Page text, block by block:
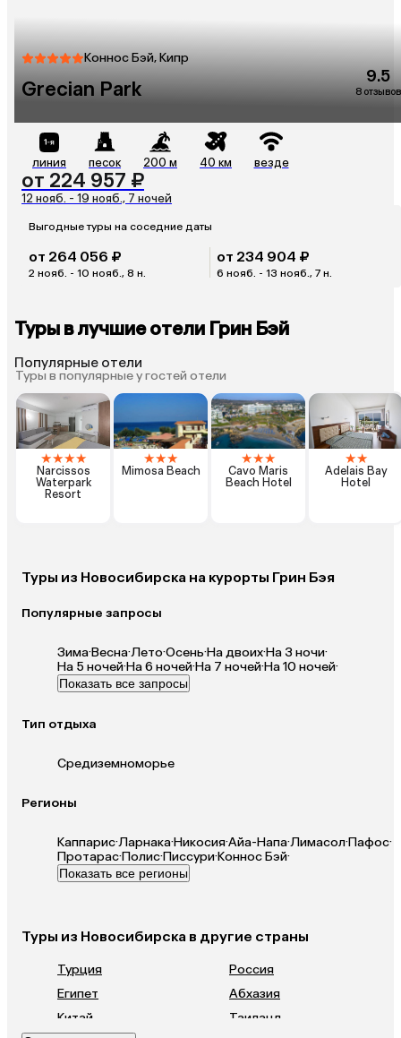
Коннос Бэй, Кипр
Grecian Park
9.5
8 отзывов
линия песок 200 м 40 км везде
от 224 957 ₽
12 нояб. - 19 нояб., 7 ночей
Выгодные туры на соседние даты
от 264 056 ₽
2 нояб. - 10 нояб., 8 н.
от 234 904 ₽
6 нояб. - 13 нояб., 7 н.
Туры в лучшие отели Грин Бэй
Популярные отели
Туры в популярные у гостей отели
★★★★
Narcissos
Waterpark
Resort
★★★
Mimosa Beach
★★★
Cavo Maris
Beach Hotel
★★
Adelais Bay
Hotel
Туры из Новосибирска на курорты Грин Бэя
Популярные запросы
Зима·Весна·Лето·Осень·На двоих·На 3 ночи·
На 5 ночей·На 6 ночей·На 7 ночей·На 10 ночей·
Показать все запросы
Тип отдыха
Средиземноморье
Регионы
Каппарис·Ларнака·Никосия·Айа-Напа·Лимасол·Пафос·
Протарас·Полис·Писсури·Коннос Бэй·
Показать все регионы
Туры из Новосибирска в другие страны
Турция
Россия
Египет
Абхазия
Китай
Таиланд